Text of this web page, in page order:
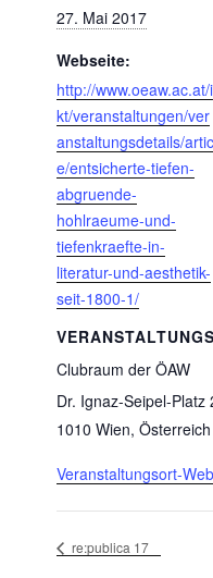
27. Mai 2017
Webseite:
http://www.oeaw.ac.at/i
kt/veranstaltungen/ver
anstaltungsdetails/
e/entsicherte-tiefen-
abgruende-
hohlraeume-und-
tiefenkraefte-in-
literatur-und-aesthetik-
seit-1800-1/
Clubraum der ÖAW
Dr. Ignaz-Seipel-Platz
1010 Wien, Österreich
Veranstaltungsort-
re:publica 17